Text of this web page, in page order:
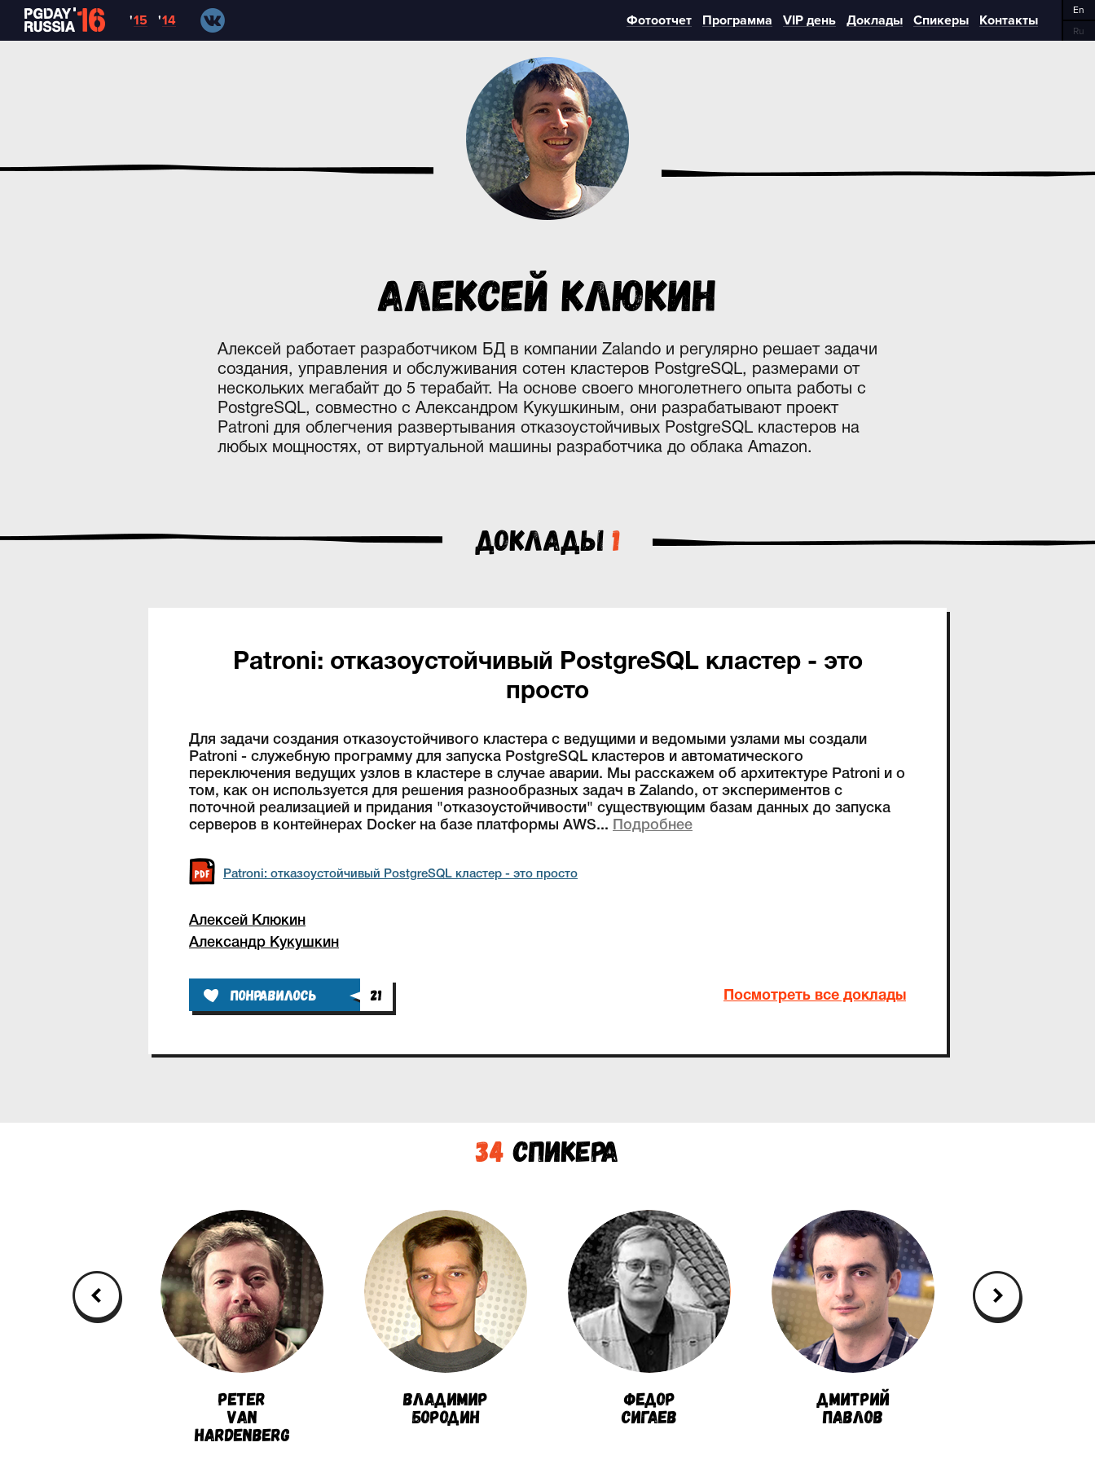
'15 '14 Фотоотчет Программа VIP день Доклады Спикеры Контакты
En
Ru
Алексей Клюкин
Алексей работает разработчиком БД в компании Zalando и регулярно решает задачи
создания, управления и обслуживания сотен кластеров PostgreSQL, размерами от
нескольких мегабайт до 5 терабайт. На основе своего многолетнего опыта работы с
PostgreSQL, совместно с Александром Кукушкиным, они разрабатывают проект
Patroni для облегчения развертывания отказоустойчивых PostgreSQL кластеров на
любых мощностях, от виртуальной машины разработчика до облака Amazon.
Доклады 1
Patroni: отказоустойчивый PostgreSQL кластер - это
просто
Для задачи создания отказоустойчивого кластера с ведущими и ведомыми узлами мы создали
Patroni - служебную программу для запуска PostgreSQL кластеров и автоматического
переключения ведущих узлов в кластере в случае аварии. Мы расскажем об архитектуре Patroni и о
том, как он используется для решения разнообразных задач в Zalando, от экспериментов с
поточной реализацией и придания "отказоустойчивости" существующим базам данных до запуска
серверов в контейнерах Docker на базе платформы AWS.
Подробнее
Patroni: отказоустойчивый PostgreSQL кластер - это просто
Алексей Клюкин
Александр Кукушкин
Посмотреть все доклады
Понравилось 21
34 Спикера
Peter
van
Hardenberg
Владимир
Бородин
Федор
Сигаев
Дмитрий
Павлов